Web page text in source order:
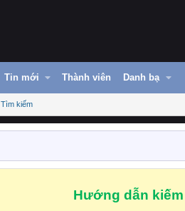
Tin mới Thành viên Danh bạ
Tìm kiếm
Hướng dẫn